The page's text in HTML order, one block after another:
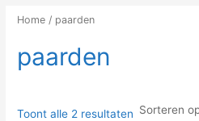
Home / paarden
paarden
Toont alle 2 resultaten
: